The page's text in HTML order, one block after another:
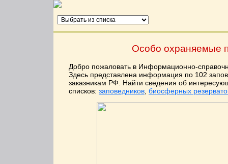
Особо охраняемые
Добро пожаловать в Информационно-
Здесь представлена информация по 102
заказникам РФ. Найти сведения об
списков: заповедников биосферных